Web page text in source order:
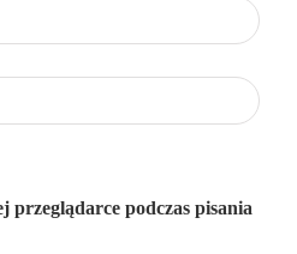
przeglądarce podczas pisania